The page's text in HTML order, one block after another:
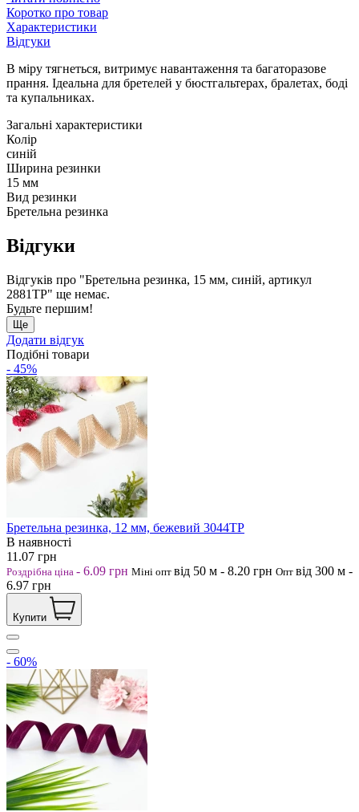
Коротко про товар
Характеристики
Відгуки
В міру тягнеться, витримує навантаження та багаторазове
прання. Ідеальна для бретелей у бюстгальтерах, бралетах, боді
та купальниках.
Загальні характеристики
Колір
синій
Ширина резинки
15 мм
Вид резинки
Бретельна резинка
Відгуки
Відгуків про "Бретельна резинка, 15 мм, синій, артикул
2881ТР" ще немає.
Будьте першим!
Ще
Додати відгук
Подібні товари
- 45%
Бретельна резинка, 12 мм, бежевий 3044ТР
В наявності
11.07 грн
Роздрібна ціна - 6.09 грн Міні опт від 50 м - 8.20 грн Опт від 300 м -
6.97 грн
Купити
- 60%